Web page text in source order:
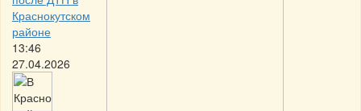
Краснокутском
районе
13:46
27.04.2026